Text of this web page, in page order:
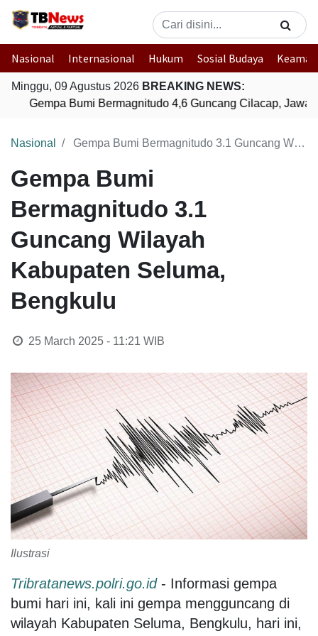
Nasional Internasional Hukum Sosial Budaya
Minggu, 09 Agustus 2026 BREAKING NEWS:
Gempa Bumi Bermagnitudo 4,6 Guncang Cilacap, Jawa
Nasional Gempa Bumi Bermagnitudo 3.1 Guncang Wilayah Kabupaten Seluma, Bengkulu
Gempa Bumi
Bermagnitudo 3.1
Guncang Wilayah
Kabupaten Seluma,
Bengkulu
25 March 2025 - 11:21 WIB
Ilustrasi
Tribratanews.polri.go.id- Informasi gempa
bumi hari ini, kali ini gempa mengguncang di
wilayah Kabupaten Seluma, Bengkulu, hari ini,